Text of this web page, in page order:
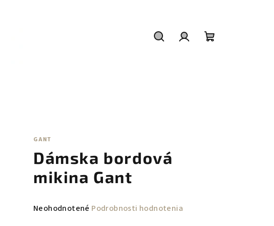
GANT
Dámska bordová
mikina Gant
Priemerné
Neohodnotené Podrobnosti hodnotenia